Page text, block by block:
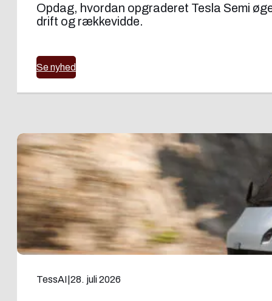
Opdag, hvordan opgraderet Tesla Semi
drift og rækkevidde.
Se nyhed
TessAI 28. juli 2026